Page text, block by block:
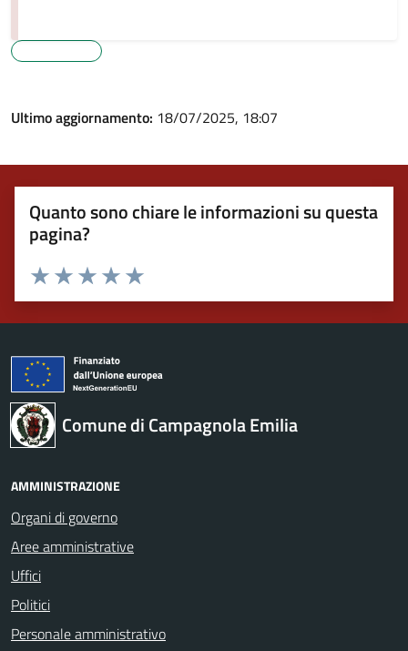
Ultimo aggiornamento: 18/07/2025, 18:07
Quanto sono chiare le informazioni su questa
pagina?
Valuta 5 stelle su 5
Valuta 4 stelle su 5
Valuta 3 stelle su 5
Valuta 2 stelle su 5
Valuta 1 stelle su 5
Comune di Campagnola Emilia
AMMINISTRAZIONE
Organi di governo
Aree amministrative
Uffici
Politici
Personale amministrativo